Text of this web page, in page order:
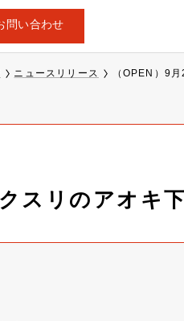
問い合わせ
ニュースリリース （OPEN）9
スリのアオキ